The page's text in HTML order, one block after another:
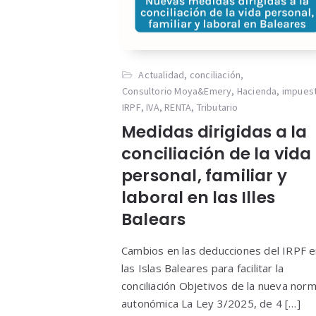
Actualidad, conciliación,
Consultorio Moya&Emery, Hacienda,
IRPF, IVA, RENTA, Tributario
Medidas dirigidas a la
conciliación de la vida
personal, familiar y
laboral en las Illes
Balears
Cambios en las deducciones del IRPF
las Islas Baleares para facilitar la
conciliación Objetivos de la nueva
autonómica La Ley 3/2025, de 4 […]